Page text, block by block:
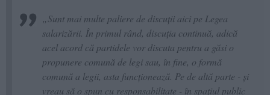
„Sunt mai multe paliere de discuţii aici pe Legea
salarizării. În primul rând, discuţia continuă, adică
acel acord că partidele vor discuta pentru a găsi o
propunere comună de legi sau, în fine, o formă
comună a legii, asta funcţionează. Pe de altă parte - şi
vreau să o spun cu responsabilitate - în spaţiul public